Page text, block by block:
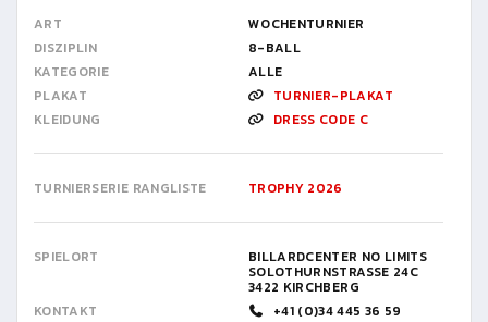
ART
WOCHENTURNIER
DISZIPLIN
8-BALL
KATEGORIE
ALLE
PLAKAT
TURNIER-PLAKAT
KLEIDUNG
DRESS CODE C
TURNIERSERIE RANGLISTE TROPHY 2026
SPIELORT BILLARDCENTER NO LIMITS
SOLOTHURNSTRASSE 24C
3422 KIRCHBERG
KONTAKT
+41 (0)34 445 36 59